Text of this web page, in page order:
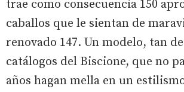
trae como consecuencia 150
caballos que le sientan de
renovado 147. Un modelo, tan
catálogos del Biscione, que no
años hagan mella en un